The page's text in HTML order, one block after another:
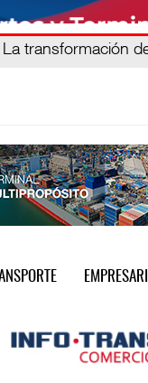
La transformación